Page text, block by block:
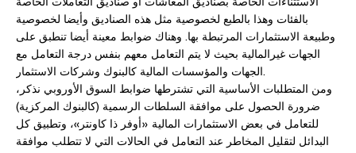
بالفئات وهذا بالطبع لخصوصية مثل هذه الصناديق وأيضا لخصوصية
وطبيعة الاستثمارات المرتبطة بها. وهناك ضوابط معينة أيضا تنطبق على
الجهات غيرالمالية بحيث لا يتم التعامل معهم بنفس درجة التعامل مع
الجهات والمؤسسات المالية كالبنوك وشركات الاستثمار.
ومن المتطلبات الأساسية التي تشترطها ضوابط السوق الأوروبي نذكر،
ضرورة الحصول على موافقة السلطات الرسمية (كالبنوك المركزية)
للتعامل في بعض الاستثمارات المالية «أوفر ذا كاونتر»، وتطبيق كل
البدائل لتقليل المخاطر عند التعامل في الحالات التي لا تتطلب موافقة